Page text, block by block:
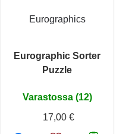
Eurographics
Eurographic Sorter
Puzzle
Varastossa (12)
17,00 €